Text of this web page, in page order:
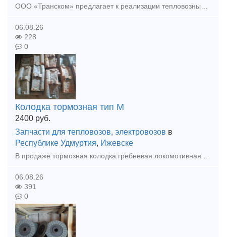
ООО «Транском» предлагает к реализации тепловозный дизель 211Д-3 (6ЧН21/21) для тепловоза ТГМ (после ТР). Дизель укомплектован коленчатым валом после шлифовки (2 град.). Ремонт осуществлялся предприя
06.08.26
228
0
Колодка тормозная тип М
2400 руб.
Запчасти для тепловозов, электровозов в
Республике Удмуртия, Ижевске
В продаже тормозная колодка гребневая локомотивная тип М (ТЭМ1.40.60.024, 44-5287-0.00.00-СБ, ГОСТ 30249-97). Цена с НДС. Доставка.
06.08.26
391
0